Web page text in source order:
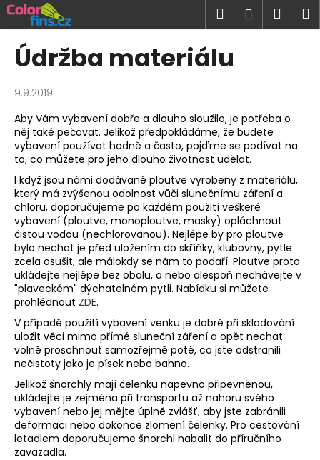
Přejít
na
obsah
Hledat
Údržba materiálu
9.9.2019
Aby Vám vybavení dobře a dlouho sloužilo, je potřeba o
něj také pečovat. Jelikož předpokládáme, že budete
vybavení používat hodně a často, pojďme se podívat na
to, co můžete pro jeho dlouho životnost udělat.
I když jsou námi dodávané ploutve vyrobeny z materiálu,
který má zvýšenou odolnost vůči slunečnímu záření a
chloru, doporučujeme po každém použití veškeré
vybavení (ploutve, monoploutve, masky) opláchnout
čistou vodou (nechlorovanou). Nejlépe by pro ploutve
bylo nechat je před uložením do skříňky, klubovny, pytle
zcela osušit, ale málokdy se nám to podaří. Ploutve proto
ukládejte nejlépe bez obalu, a nebo alespoň nechávejte v
"plaveckém" dýchatelném pytli. Nabídku si můžete
prohlédnout ZDE.
V případě použití vybavení venku je dobré při skladování
uložit věci mimo přímé sluneční záření a opět nechat
volně proschnout samozřejmě poté, co jste odstranili
nečistoty jako je písek nebo bahno.
Jelikož šnorchly mají čelenku napevno připevněnou,
ukládejte je zejména při transportu až nahoru svého
vybavení nebo jej mějte úplně zvlášť, aby jste zabránili
deformaci nebo dokonce zlomení čelenky. Pro cestování
letadlem doporučujeme šnorchl nabalit do příručního
zavazadla.
K
o
o
p
o
t
ř
e
b
u
j
e
t
e
n
a
j
í
t
?